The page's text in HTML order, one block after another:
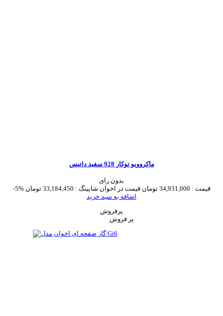
ماکروویو توکار 928 سفید داتیس
بدون رای
-5%
قیمت : 34,931,000 تومان قیمت در اخوان شاپینگ : 33,184,450 تومان
اضافه به سبد خرید
پرفروش